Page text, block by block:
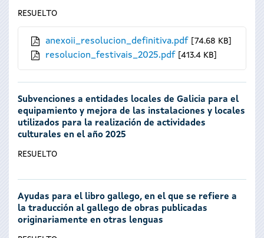
RESUELTO
anexoii_resolucion_definitiva.pdf 74.68 KB
resolucion_festivais_2025.pdf 413.4 KB
Subvenciones a entidades locales de Galicia para el
equipamiento y mejora de las instalaciones y locales
utilizados para la realización de actividades
culturales en el año 2025
RESUELTO
Ayudas para el libro gallego, en el que se refiere a
la traducción al gallego de obras publicadas
originariamente en otras lenguas